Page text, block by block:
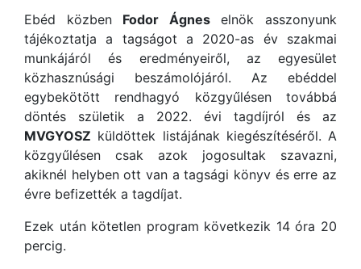
Ebéd közben Fodor Ágneselnök asszonyunk
tájékoztatja a tagságot a 2020-as év szakmai
munkájáról és eredményeiről, az egyesület
közhasznúsági beszámolójáról. Az ebéddel
egybekötött rendhagyó közgyűlésen továbbá
döntés születik a 2022. évi tagdíjról és az
MVGYOSZ küldöttek listájának kiegészítéséről. A
közgyűlésen csak azok jogosultak szavazni,
akiknél helyben ott van a tagsági könyv és erre az
évre befizették a tagdíjat.
Ezek után kötetlen program következik 14 óra 20
percig.